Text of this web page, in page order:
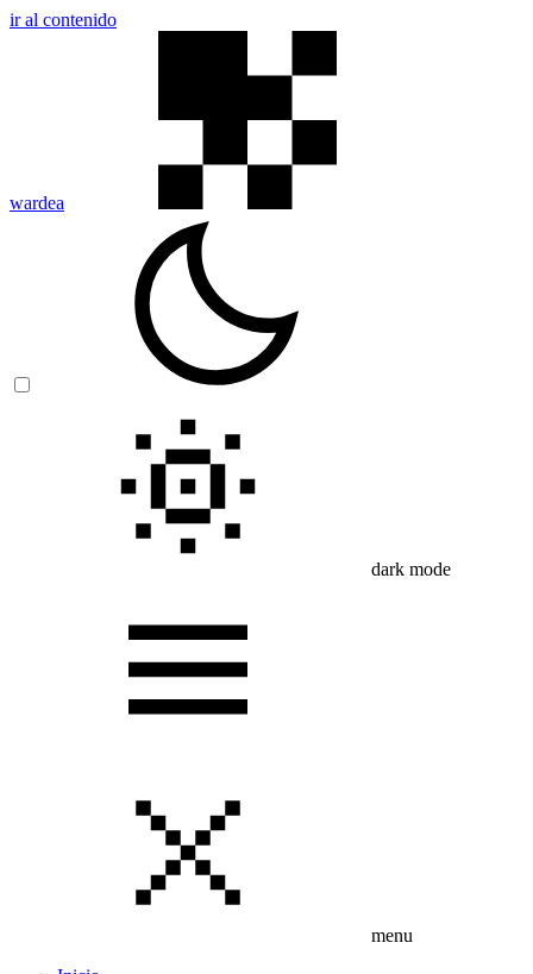
ir al contenido
wardea
dark mode
menu